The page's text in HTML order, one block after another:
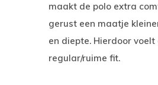
maakt de polo extra
gerust een maatje
en diepte. Hierdoor
regular/ruime fit.